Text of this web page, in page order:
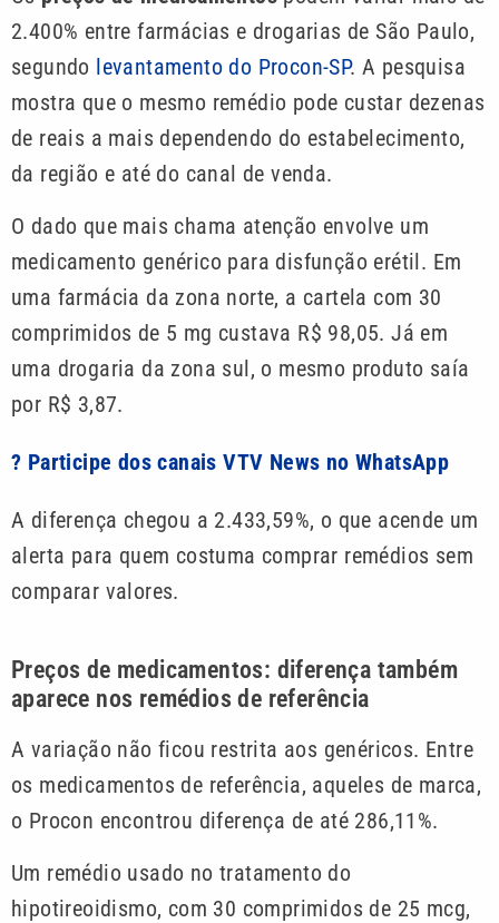
2.400% entre farmácias e drogarias de São Paulo,
segundo levantamento do Procon-SP. A pesquisa
mostra que o mesmo remédio pode custar dezenas
de reais a mais dependendo do estabelecimento,
da região e até do canal de venda.
O dado que mais chama atenção envolve um
medicamento genérico para disfunção erétil. Em
uma farmácia da zona norte, a cartela com 30
comprimidos de 5 mg custava R$ 98,05. Já em
uma drogaria da zona sul, o mesmo produto saía
por R$ 3,87.
? Participe dos canais VTV News no WhatsApp
A diferença chegou a 2.433,59%, o que acende um
alerta para quem costuma comprar remédios sem
comparar valores.
Preços de medicamentos: diferença também
aparece nos remédios de referência
A variação não ficou restrita aos genéricos. Entre
os medicamentos de referência, aqueles de marca,
o Procon encontrou diferença de até 286,11%.
Um remédio usado no tratamento do
hipotireoidismo, com 30 comprimidos de 25 mcg,